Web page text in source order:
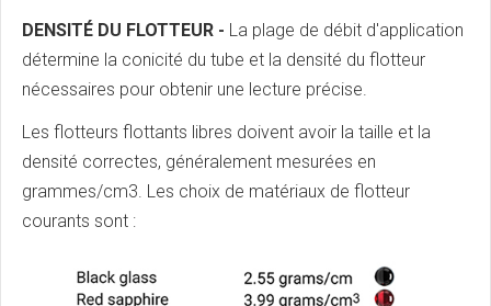
DENSITÉ DU FLOTTEUR - La plage de débit d'application
détermine la conicité du tube et la densité du flotteur
nécessaires pour obtenir une lecture précise.
Les flotteurs flottants libres doivent avoir la taille et la
densité correctes, généralement mesurées en
grammes/cm3. Les choix de matériaux de flotteur
courants sont :